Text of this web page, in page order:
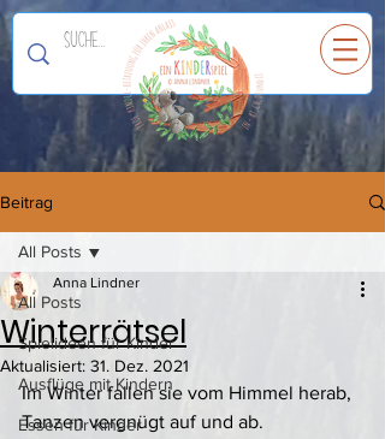
EinKINDERspiel
Beitrag
All Posts
Spielideen für Kinder
Ausflüge mit Kindern
Essen für Kinder
All Posts
Winterrätsel
Anna Lindner
Aktualisiert: 31. Dez. 2021
Im Winter fallen sie vom Himmel herab,
Tanzen vergnügt auf und ab.